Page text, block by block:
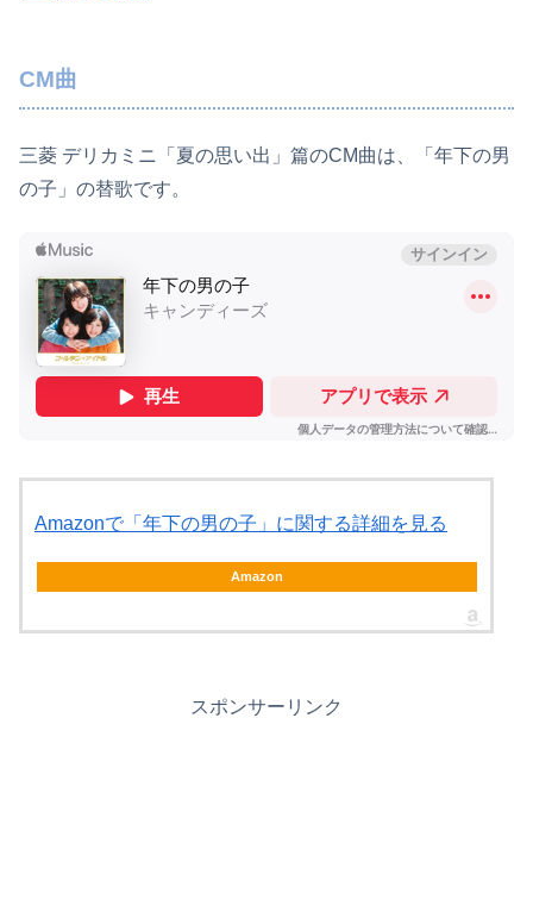
CM曲
三菱 デリカミニ「夏の思い出」篇のCM曲は、「年下の男
の子」の替歌です。
Amazonで「年下の男の子」に関する詳細を見る
Amazon
スポンサーリンク